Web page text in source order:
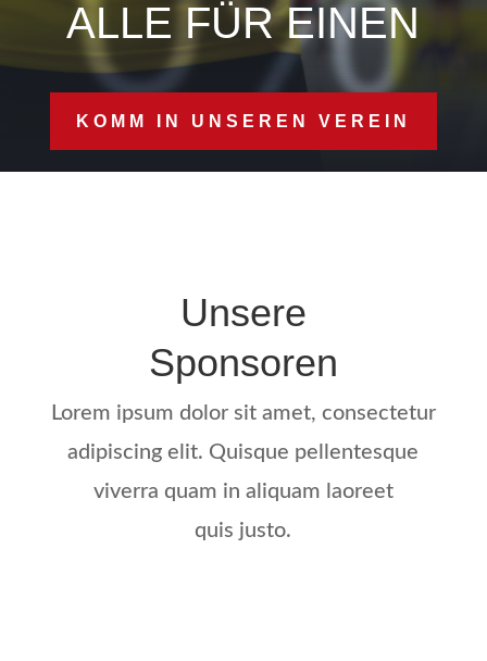
ALLE FÜR EINEN
KOMM IN UNSE­REN VEREIN
Unse­re
Spon­so­ren
Lorem ipsum dolor sit amet, con­sec­te­tur
adi­pi­scing elit. Quis­que pel­len­tes­que
viver­ra quam in ali­quam lao­reet
quis justo.